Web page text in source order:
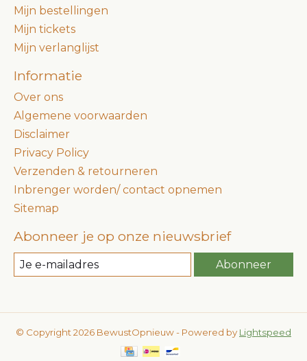
Mijn bestellingen
Mijn tickets
Mijn verlanglijst
Informatie
Over ons
Algemene voorwaarden
Disclaimer
Privacy Policy
Verzenden & retourneren
Inbrenger worden/ contact opnemen
Sitemap
Abonneer je op onze nieuwsbrief
Abonneer
© Copyright 2026 BewustOpnieuw - Powered by Lightspeed